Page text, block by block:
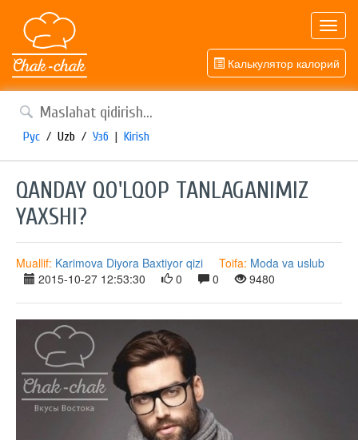
Калькулятор калорий
Рус / Uzb / Узб | Kirish
QANDAY QO'LQOP TANLAGANIMIZ
YAXSHI?
Muallif: Karimova Diyora Baxtiyor qizi Toifa: Moda va uslub
2015-10-27 12:53:30
0 0 9480